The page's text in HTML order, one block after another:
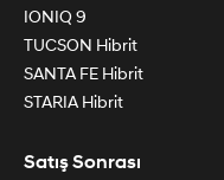
IONIQ 9
TUCSON Hibrit
SANTA FE Hibrit
STARIA Hibrit
Satış Sonrası